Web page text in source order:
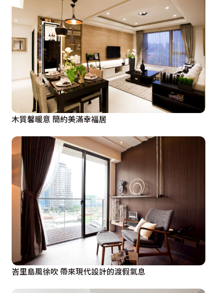
木質馨暖意 簡約美滿幸福居
峇里島風徐吹 帶來現代設計的渡假氣息